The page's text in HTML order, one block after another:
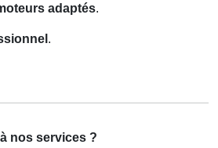
adaptés.
.
nos services ?